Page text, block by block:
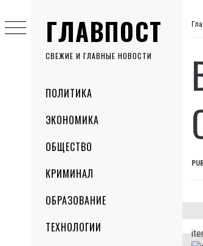
ГЛАВПОСТ
СВЕЖИЕ И ГЛАВНЫЕ НОВОСТИ
MenuПОЛИТИКА
ЭКОНОМИКА
ОБЩЕСТВО
КРИМИНАЛ
ОБРАЗОВАНИЕ
ТЕХНОЛОГИИ
to
content